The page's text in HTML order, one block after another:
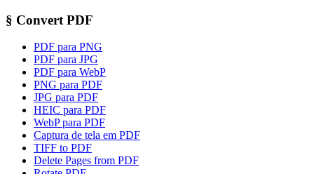
§ Convert PDF
PDF para PNG
PDF para JPG
PDF para WebP
PNG para PDF
JPG para PDF
HEIC para PDF
WebP para PDF
Captura de tela em PDF
TIFF to PDF
Delete Pages from PDF